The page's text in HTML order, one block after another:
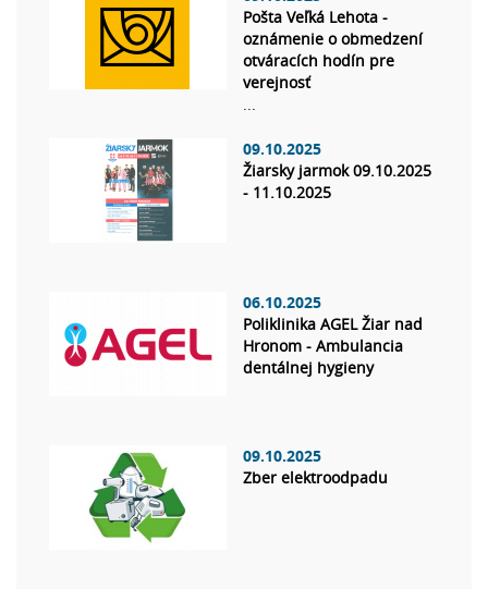
Pošta Veľká Lehota -
oznámenie o obmedzení
otváracích hodín pre
verejnosť
...
09.10.2025
Žiarsky jarmok 09.10.2025
- 11.10.2025
06.10.2025
Poliklinika AGEL Žiar nad
Hronom - Ambulancia
dentálnej hygieny
09.10.2025
Zber elektroodpadu